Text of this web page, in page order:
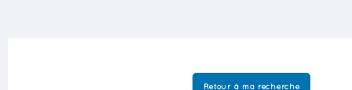
Retour à ma recherche